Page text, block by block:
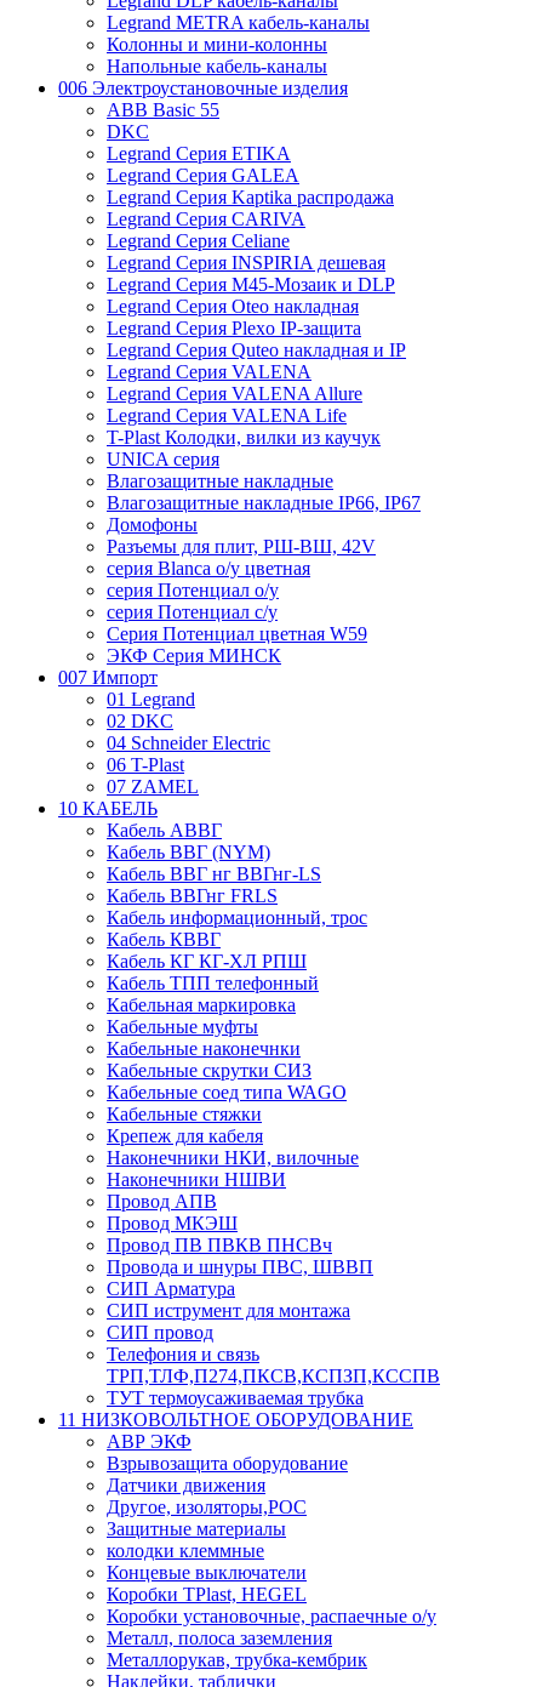
Legrand METRA кабель-каналы
Колонны и мини-колонны
Напольные кабель-каналы
006 Электроустановочные изделия
ABB Basic 55
DKC
Legrand Серия ETIKA
Legrand Серия GALEA
Legrand Серия Kaptika распродажа
Legrand Серия CARIVA
Legrand Серия Celiane
Legrand Серия INSPIRIA дешевая
Legrand Серия M45-Мозаик и DLP
Legrand Серия Oteo накладная
Legrand Серия Plexo IP-защита
Legrand Серия Quteo накладная и IP
Legrand Серия VALENA
Legrand Серия VALENA Allure
Legrand Серия VALENA Life
T-Plast Колодки, вилки из каучук
UNICA серия
Влагозащитные накладные
Влагозащитные накладные IP66, IP67
Домофоны
Разъемы для плит, РШ-ВШ, 42V
серия Blanca о/у цветная
серия Потенциал о/у
серия Потенциал с/у
Серия Потенциал цветная W59
ЭКФ Серия МИНСК
007 Импорт
01 Legrand
02 DKC
04 Schneider Electric
06 T-Plast
07 ZAMEL
10 КАБЕЛЬ
Кабель АВВГ
Кабель ВВГ (NYM)
Кабель ВВГ нг ВВГнг-LS
Кабель ВВГнг FRLS
Кабель информационный, трос
Кабель КВВГ
Кабель КГ КГ-ХЛ РПШ
Кабель ТПП телефонный
Кабельная маркировка
Кабельные муфты
Кабельные наконечнки
Кабельные скрутки СИЗ
Кабельные соед типа WAGO
Кабельные стяжки
Крепеж для кабеля
Наконечники НКИ, вилочные
Наконечники НШВИ
Провод АПВ
Провод МКЭШ
Провод ПВ ПВКВ ПНСВч
Провода и шнуры ПВС, ШВВП
СИП Арматура
СИП иструмент для монтажа
СИП провод
Телефония и связь
ТРП,ТЛФ,П274,ПКСВ,КСПЗП,КССПВ
ТУТ термоусаживаемая трубка
11 НИЗКОВОЛЬТНОЕ ОБОРУДОВАНИЕ
АВР ЭКФ
Взрывозащита оборудование
Датчики движения
Другое, изоляторы,РОС
Защитные материалы
колодки клеммные
Концевые выключатели
Коробки TPlast, HEGEL
Коробки установочные, распаечные о/у
Металл, полоса заземления
Металлорукав, трубка-кембрик
Наклейки, таблички